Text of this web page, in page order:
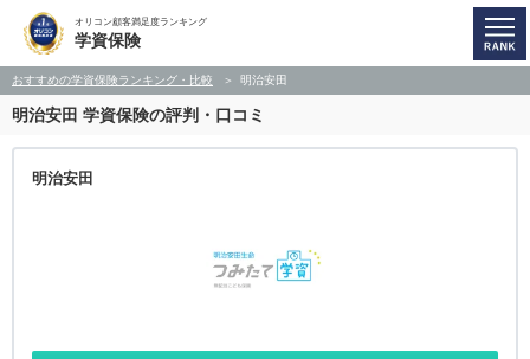
オリコン顧客満足度ランキング
学資保険
おすすめの学資保険ランキング・比較 明治安田
明治安田 学資保険の評判・口コミ
明治安田